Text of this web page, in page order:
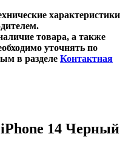
характеристики
товара, а также
уточнять по
в разделе Контактная
14 Черный